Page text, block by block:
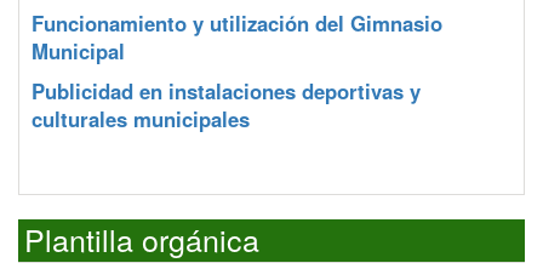
Funcionamiento y utilización del Gimnasio
Municipal
Publicidad en instalaciones deportivas y
culturales municipales
Plantilla orgánica